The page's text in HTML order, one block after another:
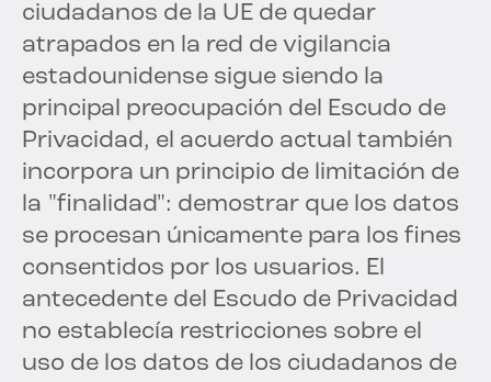
ciudadanos de la UE de quedar
atrapados en la red de vigilancia
estadounidense sigue siendo la
principal preocupación del Escudo de
Privacidad, el acuerdo actual también
incorpora un principio de limitación de
la "finalidad": demostrar que los datos
se procesan únicamente para los fines
consentidos por los usuarios. El
antecedente del Escudo de Privacidad
no establecía restricciones sobre el
uso de los datos de los ciudadanos de